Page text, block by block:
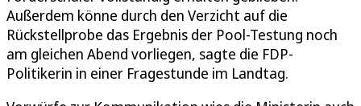
Außerdem könne durch den Verzicht auf die
Rückstellprobe das Ergebnis der Pool-Testung noch
am gleichen Abend vorliegen, sagte die FDP-
Politikerin in einer Fragestunde im Landtag.